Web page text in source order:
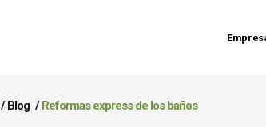
Blog /Reformas express de los baños